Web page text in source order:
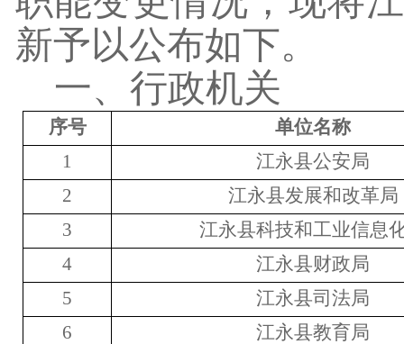
新予以公布如下。
一、 行政机关
序号
单位名称
1
江永县公安局
2
江永县发展和改革局
3
江永县科技和工业信息
4
江永县财政局
5
江永县司法局
6
江永县教育局